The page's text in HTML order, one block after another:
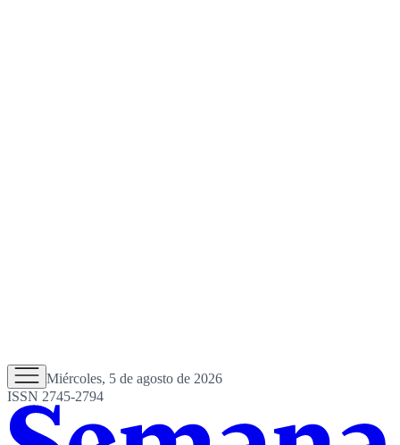
Miércoles, 5 de agosto de 2026
ISSN 2745-2794